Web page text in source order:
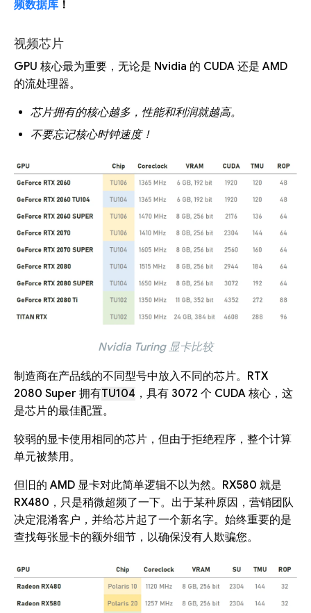
频数据库 ！
视频芯片
GPU 核心最为重要，无论是 Nvidia 的 CUDA 还是 AMD
的流处理器。
芯片拥有的核心越多，性能和利润就越高。
不要忘记核心时钟速度！
Nvidia Turing 显卡比较
制造商在产品线的不同型号中放入不同的芯片。RTX
2080 Super 拥有TU104 ，具有 3072 个 CUDA 核心，这
是芯片的最佳配置。
较弱的显卡使用相同的芯片，但由于拒绝程序，整个计算
单元被禁用。
但旧的 AMD 显卡对此简单逻辑不以为然。RX580 就是
RX480，只是稍微超频了一下。出于某种原因，营销团队
决定混淆客户，并给芯片起了一个新名字。始终重要的是
查找每张显卡的额外细节，以确保没有人欺骗您。